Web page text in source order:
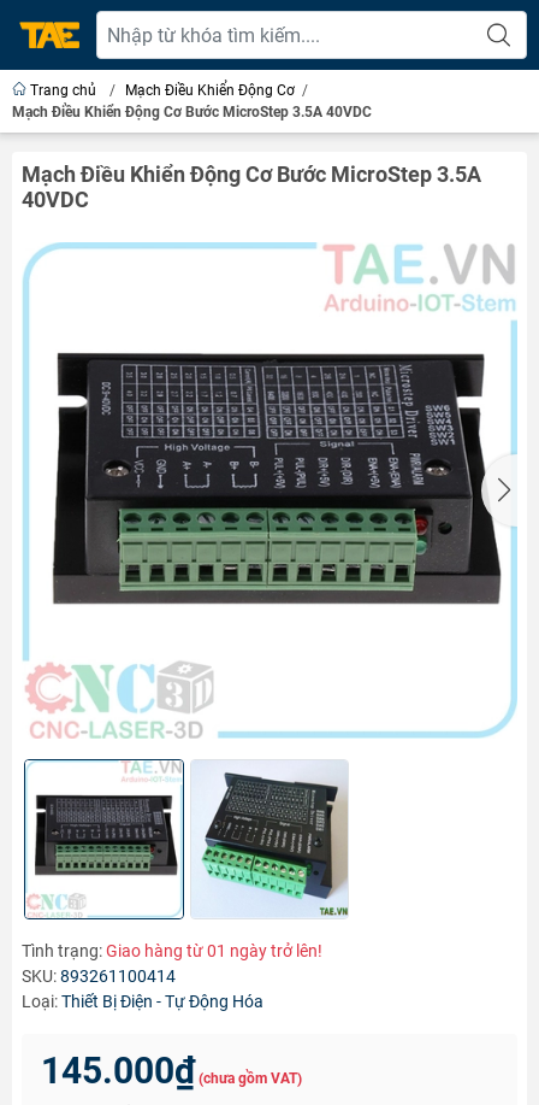
Trang chủ / Mạch Điều Khiển Động Cơ /
Mạch Điều Khiển Động Cơ Bước MicroStep 3.5A 40VDC
Mạch Điều Khiển Động Cơ Bước MicroStep 3.5A
40VDC
Tình trạng:Giao hàng từ 01 ngày trở lên!
SKU:893261100414
Loại:Thiết Bị Điện - Tự Động Hóa
145.000₫ (chưa gồm VAT)